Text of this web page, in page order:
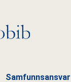
Samfunnsansvar